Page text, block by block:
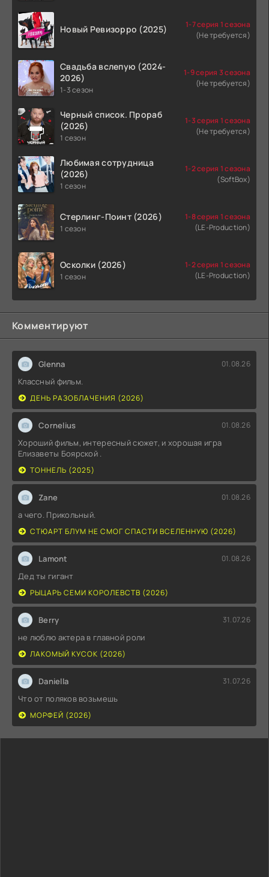
Новый Ревизорро (2025)
1-7 серия 1 сезона
(Не требуется)
Свадьба вслепую (2024-
2026)
1-3 сезон
1-9 серия 3 сезона
(Не требуется)
Черный список. Прораб
(2026)
1 сезон
1-3 серия 1 сезона
(Не требуется)
Любимая сотрудница
(2026)
1 сезон
1-2 серия 1 сезона
(SoftBox)
Стерлинг-Поинт (2026)
1 сезон
1-8 серия 1 сезона
(LE-Production)
Осколки (2026)
1 сезон
1-2 серия 1 сезона
(LE-Production)
Комментируют
Glenna 01.08.26
Классный фильм.
ДЕНЬ РАЗОБЛАЧЕНИЯ (2026)
Cornelius 01.08.26
Хороший фильм, интересный сюжет, и хорошая игра
Елизаветы Боярской .
ТОННЕЛЬ (2025)
Zane 01.08.26
а чего. Прикольный.
СТЮАРТ БЛУМ НЕ СМОГ СПАСТИ ВСЕЛЕННУЮ (2026)
Lamont 01.08.26
Дед ты гигант
РЫЦАРЬ СЕМИ КОРОЛЕВСТВ (2026)
Berry 31.07.26
не люблю актера в главной роли
ЛАКОМЫЙ КУСОК (2026)
Daniella 31.07.26
Что от поляков возьмешь
МОРФЕЙ (2026)